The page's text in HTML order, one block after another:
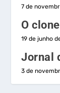
7 de
O
19 de junho
Jornal
3 de